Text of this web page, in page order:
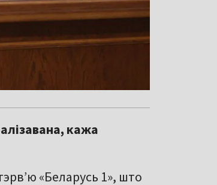
кажа
«Беларусь 1», што